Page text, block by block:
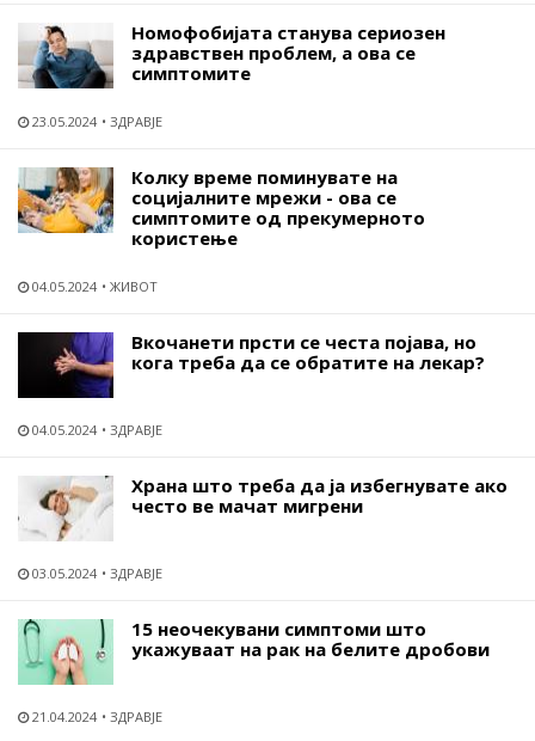
Номофобијата станува сериозен
здравствен проблем, а ова се
симптомите
23.05.2024 ЗДРАВЈЕ
Колку време поминувате на
социјалните мрежи - ова се
симптомите од прекумерното
користење
04.05.2024 ЖИВОТ
Вкочанети прсти се честа појава, но
кога треба да се обратите на лекар?
04.05.2024 ЗДРАВЈЕ
Храна што треба да ја избегнувате ако
често ве мачат мигрени
03.05.2024 ЗДРАВЈЕ
15 неочекувани симптоми што
укажуваат на рак на белите дробови
21.04.2024 ЗДРАВЈЕ